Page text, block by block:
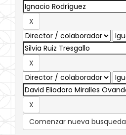
Comenzar nueva busqueda